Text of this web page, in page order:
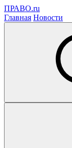
ПРАВО.ru
Главная Новости